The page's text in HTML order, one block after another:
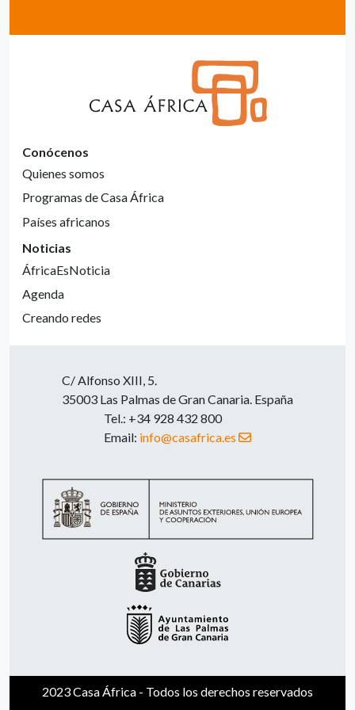
Conócenos
Quienes somos
Programas de Casa África
Países africanos
Noticias
ÁfricaEsNoticia
Agenda
Creando redes
C/ Alfonso XIII, 5.
35003 Las Palmas de Gran Canaria. España
Tel.: +34 928 432 800
Email: info@casafrica.es
2023 Casa África - Todos los derechos reservados